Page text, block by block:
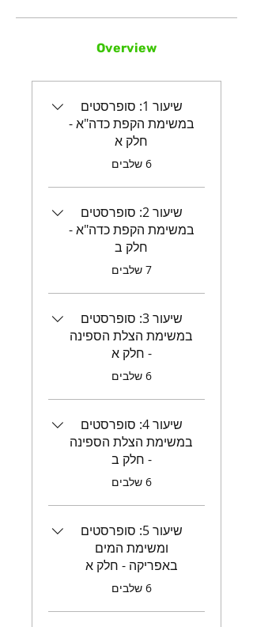
Overview
שיעור 1: סופרסטים
במשימת הקפת כדה"א -
חלק א
.
6 שלבים
שיעור 2: סופרסטים
במשימת הקפת כדה"א -
חלק ב
.
7 שלבים
שיעור 3: סופרסטים
במשימת הצלת הספינה
- חלק א
.
6 שלבים
שיעור 4: סופרסטים
במשימת הצלת הספינה
- חלק ב
.
6 שלבים
שיעור 5: סופרסטים
ומשימת המים
באפריקה - חלק א
.
6 שלבים